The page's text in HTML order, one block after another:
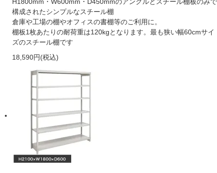
構成されたシンプルなスチール棚
倉庫や工場の棚やオフィスの書棚等のご利用に。
棚板1枚あたりの耐荷重は120kgとなります。最も狭い幅60cmサイ
ズのスチール棚です
18,590円(税込)